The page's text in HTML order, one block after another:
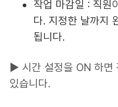
작업 마감일 : 직원
다. 지정한 날까지
됩니다.
▶︎ 시간 설정을 ON 하면
있습니다.